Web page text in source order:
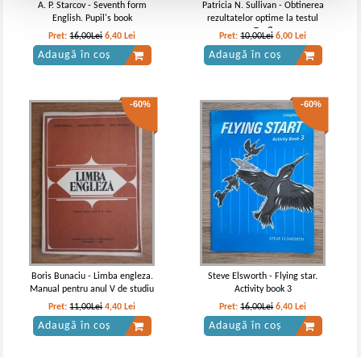
A. P. Starcov - Seventh form
English. Pupil's book
Pret:16,00Lei 6,40 Lei
Adaugă în coș
Patricia N. Sullivan - Obtinerea
rezultatelor optime la testul
Toefl
Pret:10,00Lei 6,00 Lei
Adaugă în coș
-60%
Boris Bunaciu - Limba engleza.
Manual pentru anul V de studiu
Pret:11,00Lei 4,40 Lei
Adaugă în coș
-60%
Steve Elsworth - Flying star.
Activity book 3
Pret:16,00Lei 6,40 Lei
Adaugă în coș